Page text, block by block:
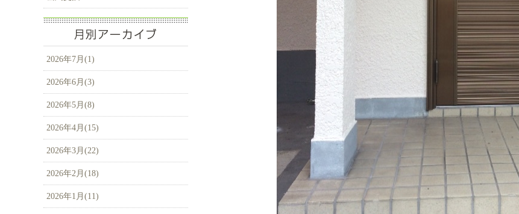
2026年7月(1)
2026年6月(3)
2026年5月(8)
2026年4月(15)
2026年3月(22)
2026年2月(18)
2026年1月(11)